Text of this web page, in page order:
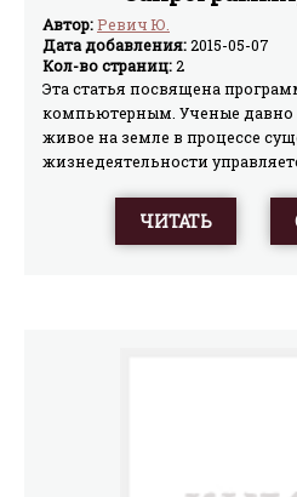
Автор:Ревич Ю.
Дата добавления:2015-05-07
Кол-во страниц:2
Эта статья посвящена
компьютерным. Ученые давно
живое на земле в процессе
жизнедеятельности
достижениях генетики и
ЧИТАТЬ